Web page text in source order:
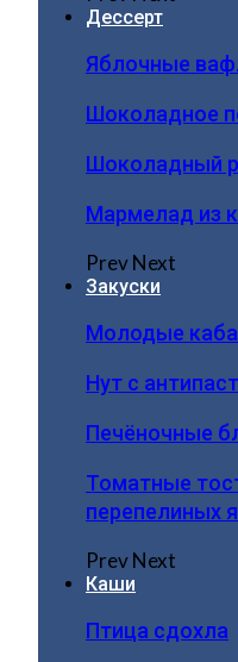
Дессерт
Яблочные
Шоколадное
Шоколадный
Мармелад из
PrevNext
Закуски
Молодые
Нут с
Печёночные
Томатные
перепелиных
PrevNext
Каши
Птица сдохла